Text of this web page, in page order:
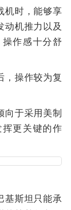
机时，能够享
动机推力以及
作感十分舒
，操作较为复
向于采用美制
更关键的作
基斯坦只能承